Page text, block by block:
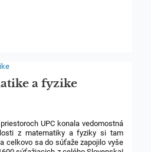
veľa úspechov v obvodných
a fyzike
UPC konala vedomostná
z matematiky a fyziky si tam
celkovo sa do súťaže zapojilo vyše